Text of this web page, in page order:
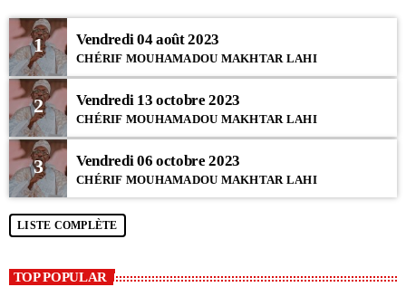
1 Vendredi 04 août 2023
CHÉRIF MOUHAMADOU MAKHTAR LAHI
2 Vendredi 13 octobre 2023
CHÉRIF MOUHAMADOU MAKHTAR LAHI
3 Vendredi 06 octobre 2023
CHÉRIF MOUHAMADOU MAKHTAR LAHI
LISTE COMPLÈTE
TOP POPULAR